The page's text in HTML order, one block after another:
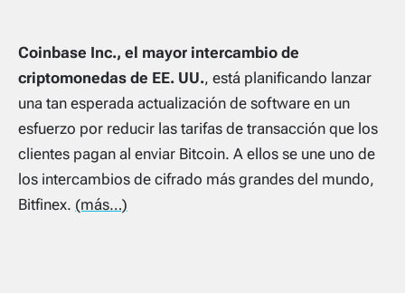
Coinbase Inc., el mayor intercambio de
criptomonedas de EE. UU., está planificando lanzar
una tan esperada actualización de software en un
esfuerzo por reducir las tarifas de transacción que los
clientes pagan al enviar Bitcoin. A ellos se une uno de
los intercambios de cifrado más grandes del mundo,
Bitfinex. (más…)